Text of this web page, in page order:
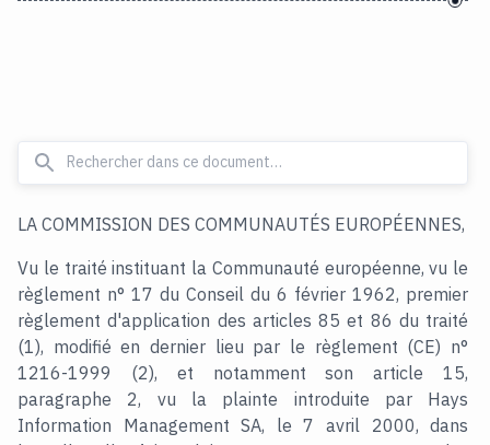
LA COMMISSION DES COMMUNAUTÉS EUROPÉENNES,
Vu le traité instituant la Communauté européenne, vu le
règlement n° 17 du Conseil du 6 février 1962, premier
règlement d'application des articles 85 et 86 du traité
(1), modifié en dernier lieu par le règlement (CE) n°
1216-1999 (2), et notamment son article 15,
paragraphe 2, vu la plainte introduite par Hays
Information Management SA, le 7 avril 2000, dans